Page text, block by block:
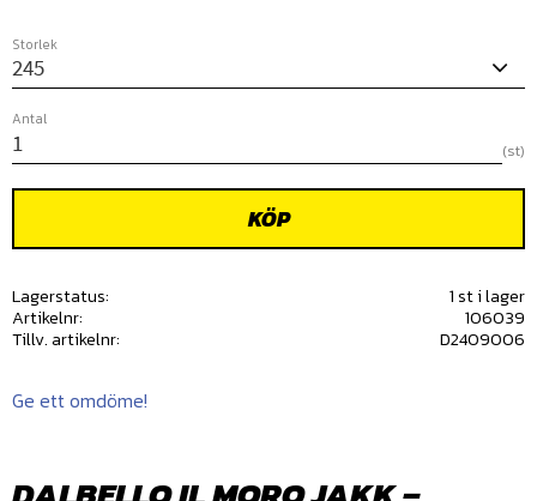
Storlek
Antal
st
KÖP
Lagerstatus
1 st i lager
Artikelnr
106039
Tillv. artikelnr
D2409006
Ge ett omdöme!